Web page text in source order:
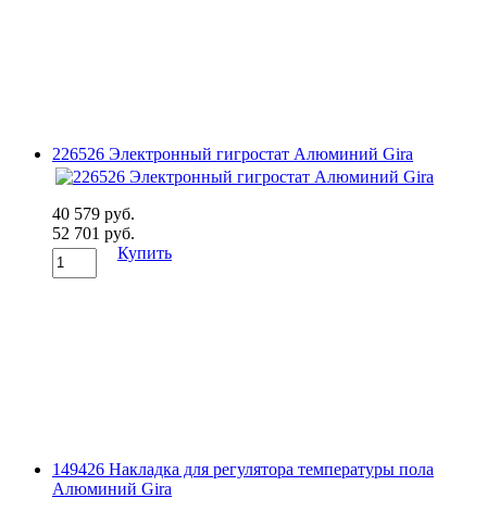
226526 Электронный гигростат Алюминий Gira
40 579 руб.
52 701 руб.
Купить
149426 Накладка для регулятора температуры пола
Алюминий Gira